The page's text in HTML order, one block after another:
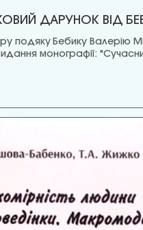
ДАРУНОК ВІД
подяку Бебику Валерію
монографії: